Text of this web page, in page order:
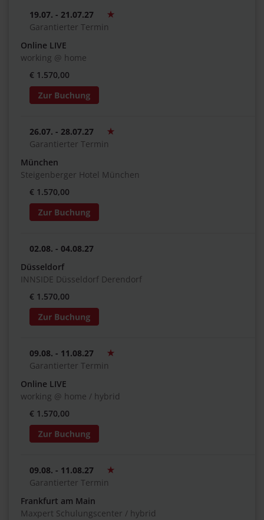
19.07. - 21.07.27
Garantierter Termin
Online LIVE
working @ home
€ 1.570,00
26.07. - 28.07.27
Garantierter Termin
München
Steigenberger Hotel München
€ 1.570,00
02.08. - 04.08.27
Düsseldorf
INNSIDE Düsseldorf Derendorf
€ 1.570,00
09.08. - 11.08.27
Garantierter Termin
Online LIVE
working @ home / hybrid
€ 1.570,00
09.08. - 11.08.27
Garantierter Termin
Frankfurt am Main
Maxpert Schulungscenter / hybrid